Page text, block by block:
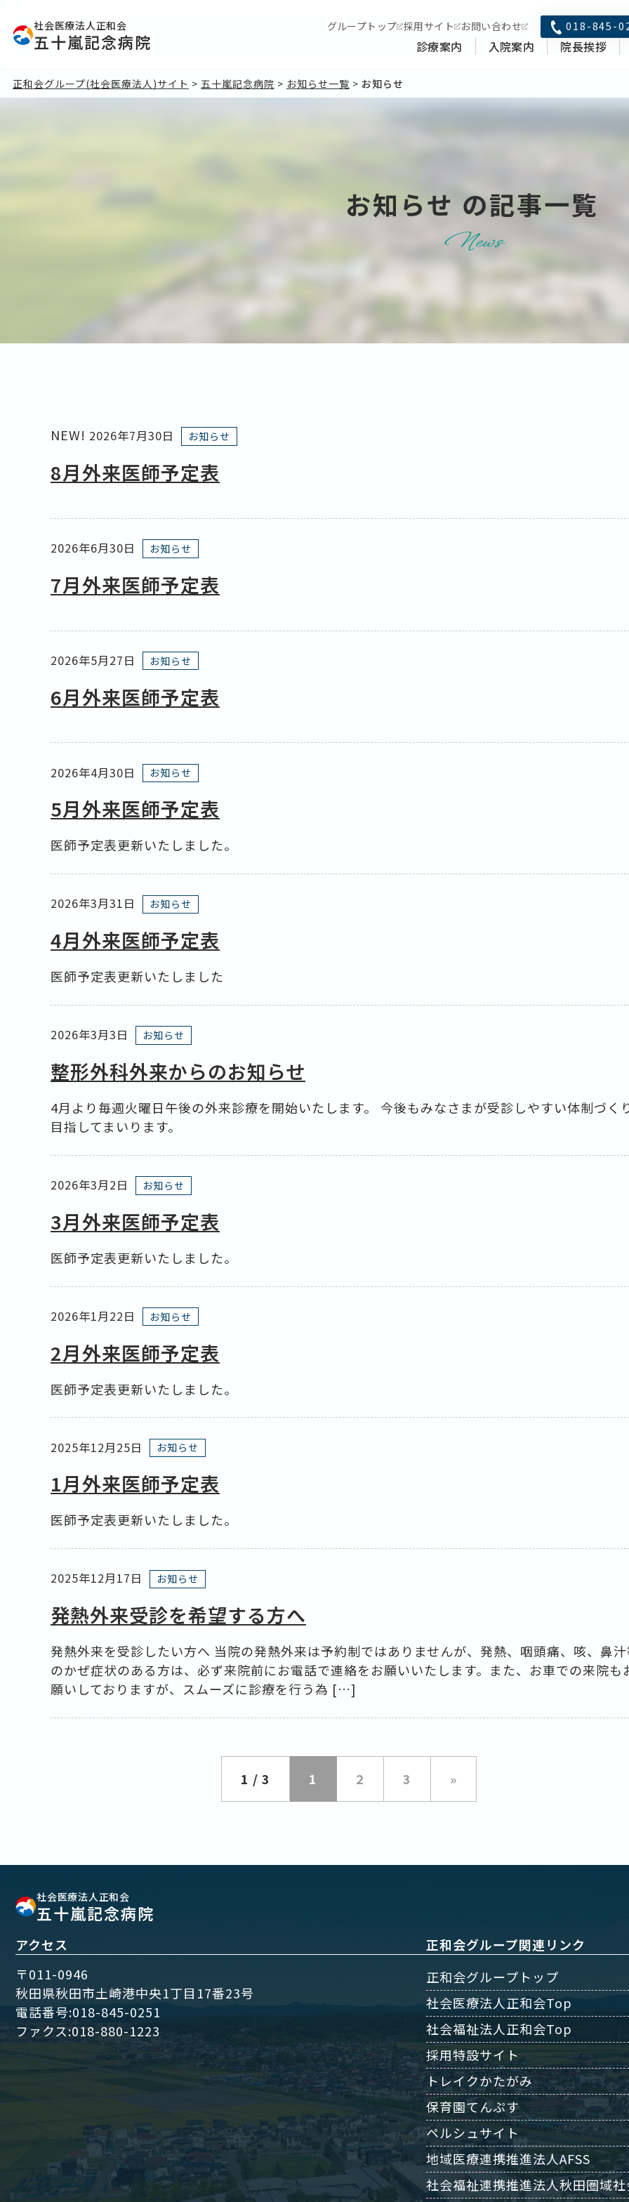
社会医療法人正和会
五十嵐記念病院
グループトップ 採用サイト お問い合わせ 018-845-
診療案内 入院案内 院長挨拶
正和会グループ(社会医療法人)サイト > 五十嵐記念病院 > お知らせ一覧 > お知らせ
お知らせ の記事一覧
News
NEW! 2026年7月30日 お知らせ
8月外来医師予定表
2026年6月30日 お知らせ
7月外来医師予定表
2026年5月27日 お知らせ
6月外来医師予定表
2026年4月30日 お知らせ
5月外来医師予定表
医師予定表更新いたしました。
2026年3月31日 お知らせ
4月外来医師予定表
医師予定表更新いたしました
2026年3月3日 お知らせ
整形外科外来からのお知らせ
4月より毎週火曜日午後の外来診療を開始いたします。 今後もみなさまが受診しやすい体制づく
目指してまいります。
2026年3月2日 お知らせ
3月外来医師予定表
医師予定表更新いたしました。
2026年1月22日 お知らせ
2月外来医師予定表
医師予定表更新いたしました。
2025年12月25日 お知らせ
1月外来医師予定表
医師予定表更新いたしました。
2025年12月17日 お知らせ
発熱外来受診を希望する方へ
発熱外来を受診したい方へ 当院の発熱外来は予約制ではありませんが、発熱、咽頭痛、咳、鼻
のかぜ症状のある方は、必ず来院前にお電話で連絡をお願いいたします。また、お車での来院も
願いしておりますが、スムーズに診療を行う為 […]
1 / 3 1 2 3 »
社会医療法人正和会
五十嵐記念病院
アクセス
〒011-0946
秋田県秋田市土崎港中央1丁目17番23号
電話番号:018-845-0251
ファクス:018-880-1223
正和会グループ関連リンク
正和会グループトップ
社会医療法人正和会Top
社会福祉法人正和会Top
採用特設サイト
トレイクかたがみ
保育園てんぷす
ペルシュサイト
地域医療連携推進法人AFSS
社会福祉連携推進法人秋田圏域